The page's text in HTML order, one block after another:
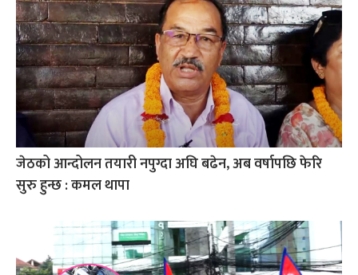
जेठको आन्दोलन तयारी नपुग्दा अघि बढेन, अब वर्षापछि फेरि
सुरु हुन्छ : कमल थापा